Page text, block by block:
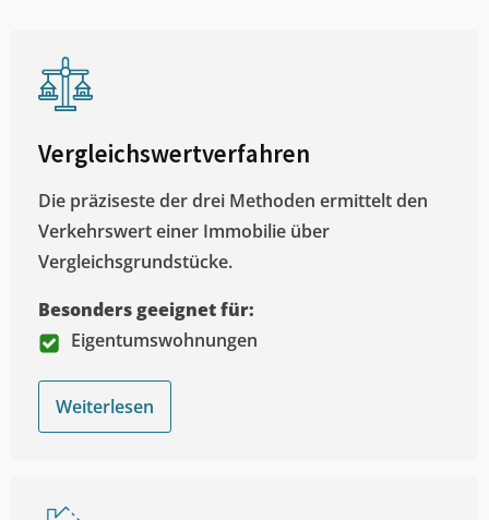
Vergleichswertverfahren
Die präziseste der drei Methoden ermittelt den
Verkehrswert einer Immobilie über
Vergleichsgrundstücke.
Besonders geeignet für:
Eigentumswohnungen
Weiterlesen